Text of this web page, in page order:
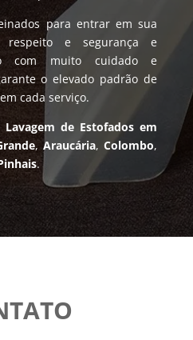
para entrar em sua
respeito e segurança e
com muito cuidado e
o elevado padrão de
cada serviço.
Lavagem de Estofados em
,Araucária,Colombo,
.